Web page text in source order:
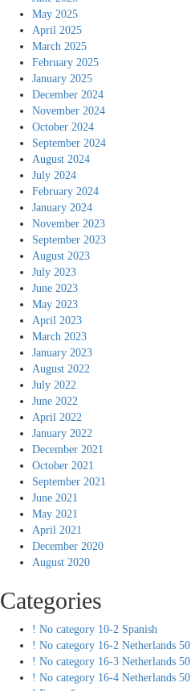
May 2025
April 2025
March 2025
February 2025
January 2025
December 2024
November 2024
October 2024
September 2024
August 2024
July 2024
February 2024
January 2024
November 2023
September 2023
August 2023
July 2023
June 2023
May 2023
April 2023
March 2023
January 2023
August 2022
July 2022
June 2022
April 2022
January 2022
December 2021
October 2021
September 2021
June 2021
May 2021
April 2021
December 2020
August 2020
Categories
! No category 10-2 Spanish
! No category 16-2 Netherlands 50
! No category 16-3 Netherlands 50
! No category 16-4 Netherlands 50